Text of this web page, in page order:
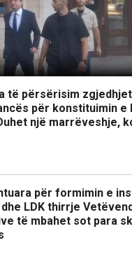
të përsërisim
për konstituimin e
një marrëveshje,
për formimin e
LDK thirrje
të mbahet sot para